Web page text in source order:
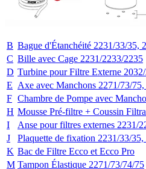
B Bague d'Étanchéité 2231/33/35,
C Bille avec Cage 2231/2233/2235
D Turbine pour Filtre Externe
E Axe avec Manchons 2271/73/
F Chambre de Pompe avec
H Mousse Pré-filtre + Coussin
I
Anse pour filtres externes 2231/
J
Plaquette de fixation 2231/33/
K Bac de Filtre Ecco et Ecco Pro
M Tampon Élastique 2271/73/74/75